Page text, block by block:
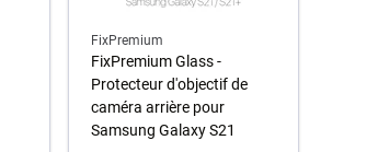
FixPremium
FixPremium Glass -
Protecteur d'objectif de
caméra arrière pour
Samsung Galaxy S21